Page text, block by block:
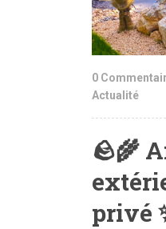
0
Actualité
🪨🌾
privé